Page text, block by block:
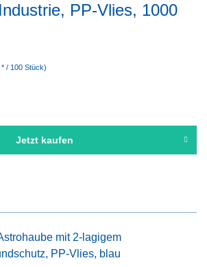
PP-Vlies, 1000
/ 100 Stück)
Jetzt kaufen